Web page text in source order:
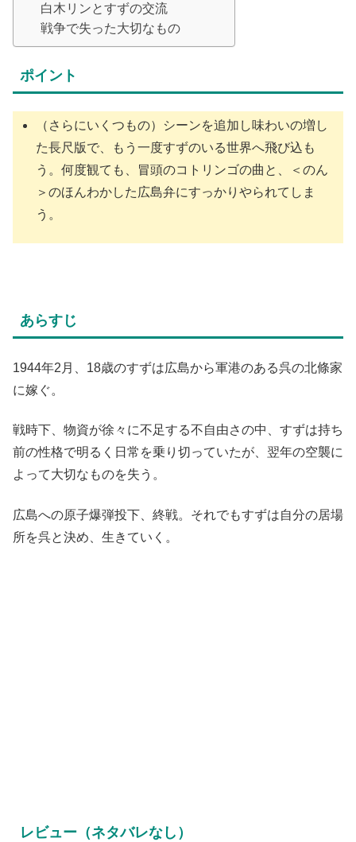
白木リンとすずの交流
戦争で失った大切なもの
ポイント
（さらにいくつもの）シーンを追加し味わいの増し
た長尺版で、もう一度すずのいる世界へ飛び込も
う。何度観ても、冒頭のコトリンゴの曲と、＜のん
＞のほんわかした広島弁にすっかりやられてしま
う。
あらすじ
1944年2月、18歳のすずは広島から軍港のある呉の北條家
に嫁ぐ。
戦時下、物資が徐々に不足する不自由さの中、すずは持ち
前の性格で明るく日常を乗り切っていたが、翌年の空襲に
よって大切なものを失う。
広島への原子爆弾投下、終戦。それでもすずは自分の居場
所を呉と決め、生きていく。
レビュー（ネタバレなし）